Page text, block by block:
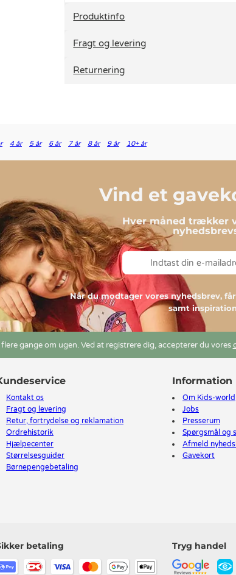
Produktinfo
Fragt og levering
Returnering
4 år 5 år 6 år 7 år 8 år 9 år 10+ år
Vind et
Hver måned trækker
Når du modtager vores nyhedsbrev,
samt
gange om ugen. Ved at registrere dig, accepterer du vores
Kontakt os
Fragt og levering
Retur, fortrydelse og reklamation
Ordrehistorik
Hjælpecenter
Størrelsesguider
Børnepengebetaling
Information
Om Kids-world
Jobs
Presserum
Spørgsmål og
Afmeld
Gavekort
betaling Tryg handel